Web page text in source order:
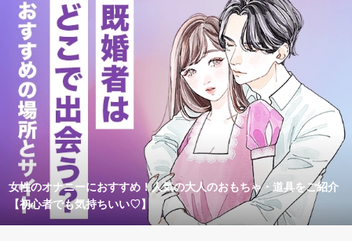
女性のオナニーにおすすめ！人気の大人のおもちゃ・道具をご紹介
【初心者でも気持ちいい♡】